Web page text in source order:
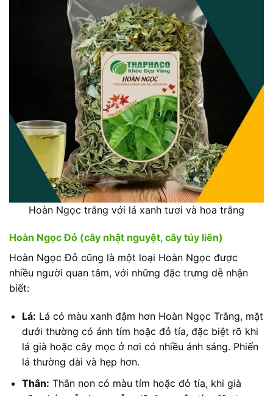
Hoàn Ngọc trắng với lá xanh tươi và hoa trắng
Hoàn Ngọc Đỏ (cây nhật nguyệt, cây túy liên)
Hoàn Ngọc Đỏ cũng là một loại Hoàn Ngọc được
nhiều người quan tâm, với những đặc trưng dễ nhận
biết:
Lá: Lá có màu xanh đậm hơn Hoàn Ngọc Trắng, mặt
dưới thường có ánh tím hoặc đỏ tía, đặc biệt rõ khi
lá già hoặc cây mọc ở nơi có nhiều ánh sáng. Phiến
lá thường dài và hẹp hơn.
Thân: Thân non có màu tím hoặc đỏ tía, khi già